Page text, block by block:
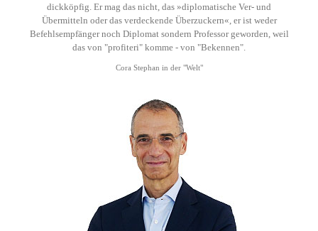
dickköpfig. Er mag das nicht, das »diplomatische Ver- und
Übermitteln oder das verdeckende Überzuckern«, er ist weder
Befehlsempfänger noch Diplomat sondern Professor geworden, weil
das von "profiteri" komme - von "Bekennen".
Cora Stephan in der "Welt"